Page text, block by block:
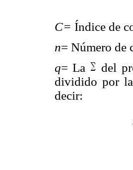
C= Índice de
n= Número de
q= La
del
dividido por
decir: